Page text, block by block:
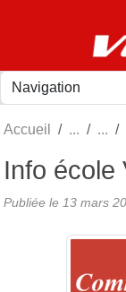
Accueil
Info école
Publiée le 13 mars